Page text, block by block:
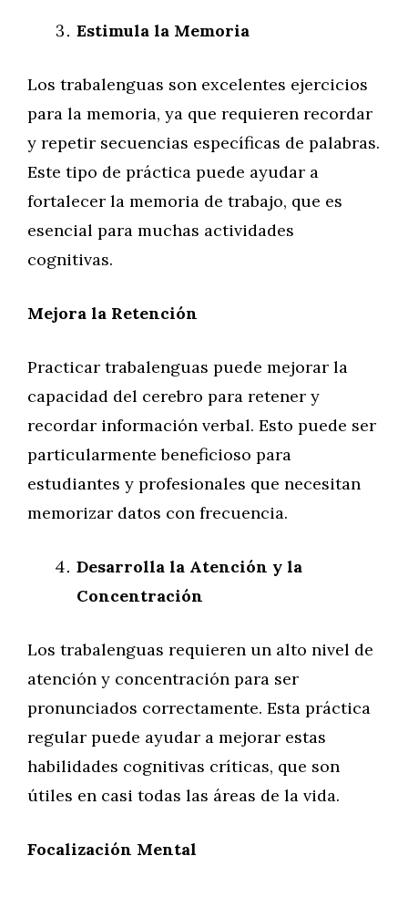
Estimula la Memoria
Los trabalenguas son excelentes ejercicios
para la memoria, ya que requieren recordar
y repetir secuencias específicas de palabras.
Este tipo de práctica puede ayudar a
fortalecer la memoria de trabajo, que es
esencial para muchas actividades
cognitivas.
Mejora la Retención
Practicar trabalenguas puede mejorar la
capacidad del cerebro para retener y
recordar información verbal. Esto puede ser
particularmente beneficioso para
estudiantes y profesionales que necesitan
memorizar datos con frecuencia.
Desarrolla la Atención y la
Concentración
Los trabalenguas requieren un alto nivel de
atención y concentración para ser
pronunciados correctamente. Esta práctica
regular puede ayudar a mejorar estas
habilidades cognitivas críticas, que son
útiles en casi todas las áreas de la vida.
Focalización Mental